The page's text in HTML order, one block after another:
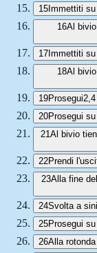
15Immettiti
16Al
17Immettiti
18Al
19Prosegui
20Prosegui
21Al bivio
22Prendi
23Alla fine
24Svolta a
25Prosegui
26Alla